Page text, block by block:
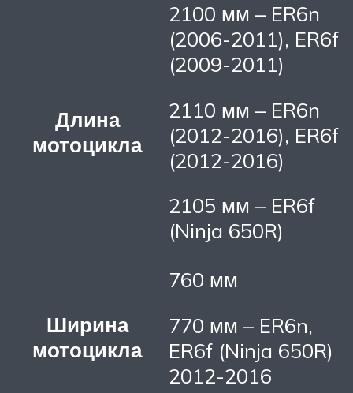
Длина
мотоцикла
2100 мм – ER6n
(2006-2011), ER6f
(2009-2011)
2110 мм – ER6n
(2012-2016), ER6f
(2012-2016)
2105 мм – ER6f
(Ninja 650R)
Ширина
мотоцикла
760 мм
770 мм – ER6n,
ER6f (Ninja 650R)
2012-2016